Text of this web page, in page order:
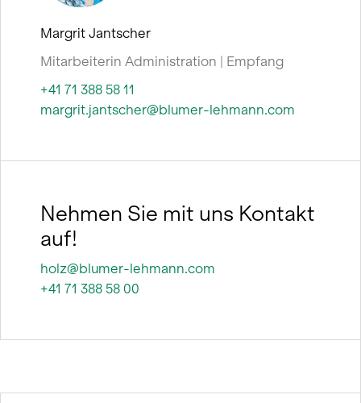
Margrit Jantscher
Mitarbeiterin Administration | Empfang
+41 71 388 58 11
margrit.jantscher@blumer-lehmann.com
Nehmen Sie mit uns Kontakt
auf!
holz@blumer-lehmann.com
+41 71 388 58 00